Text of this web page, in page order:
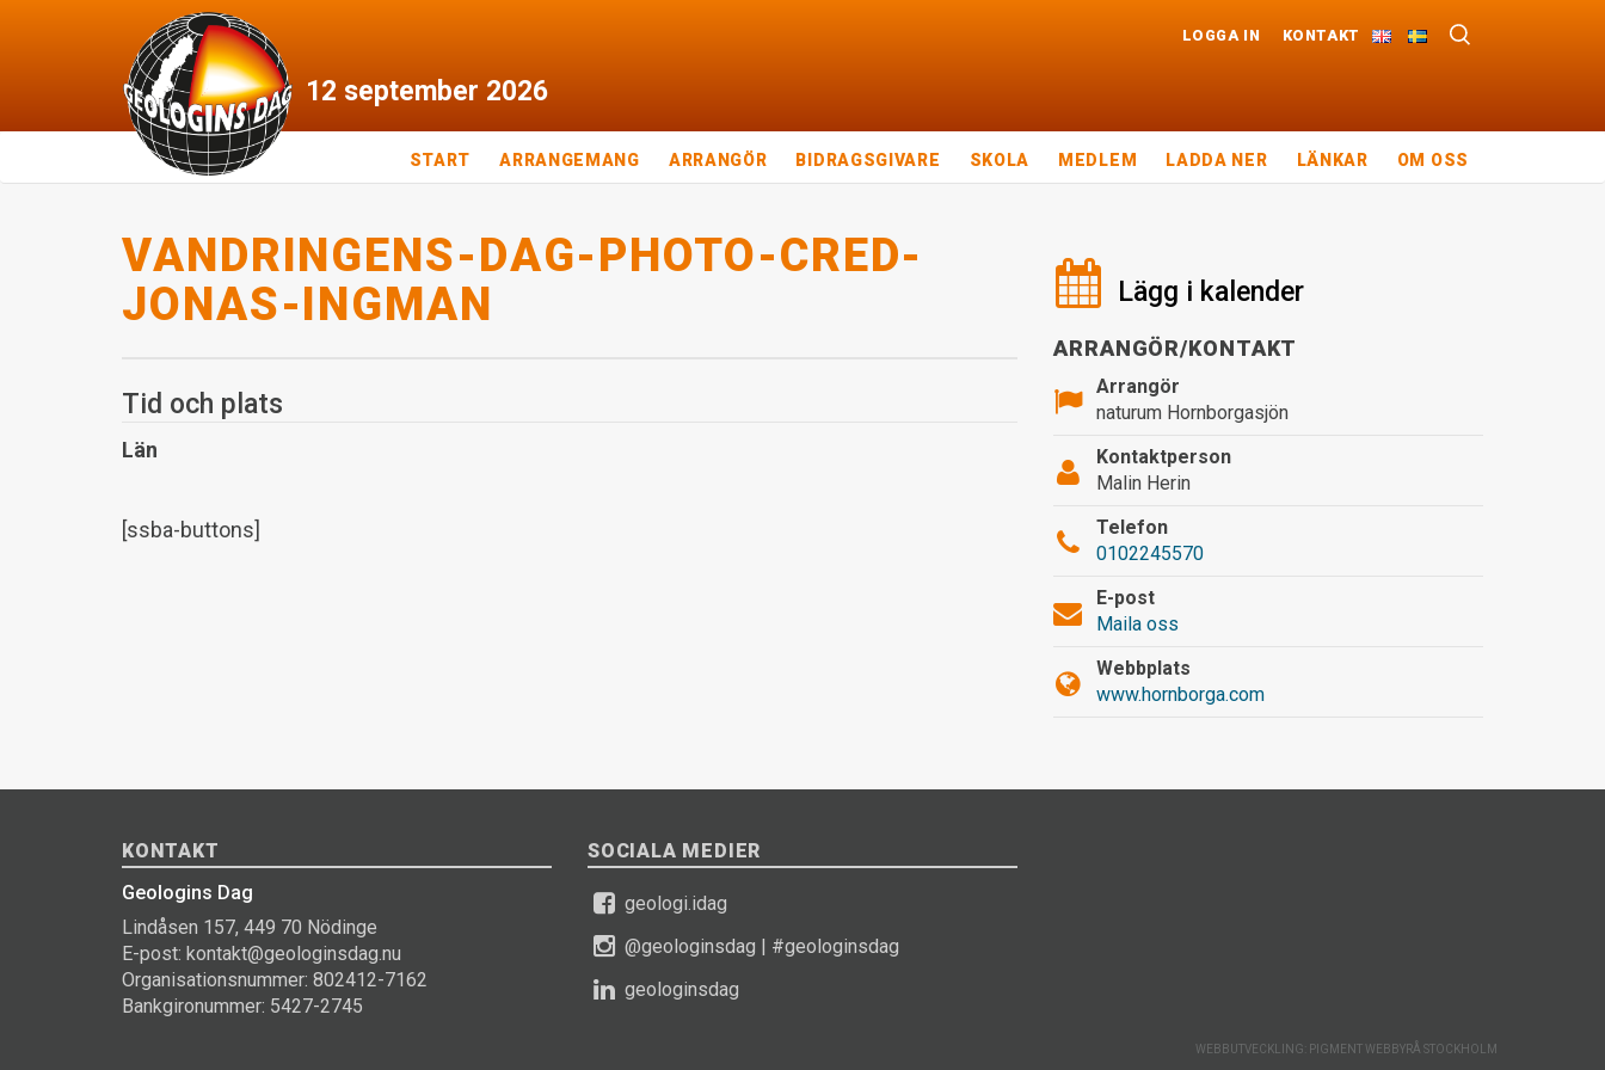
12 september 2026
LOGGA IN KONTAKT
START ARRANGEMANG ARRANGÖR BIDRAGSGIVARE SKOLA MEDLEM LADDA NER LÄNKAR OM OSS
VANDRINGENS-DAG-PHOTO-CRED-
JONAS-INGMAN
Tid och plats
Län
[ssba-buttons]
Lägg i kalender
ARRANGÖR/KONTAKT
Arrangör
naturum Hornborgasjön
Kontaktperson
Malin Herin
Telefon
0102245570
E-post
Maila oss
Webbplats
www.hornborga.com
KONTAKT
Geologins Dag
Lindåsen 157, 449 70 Nödinge
E-post: kontakt@geologinsdag.nu
Organisationsnummer: 802412-7162
Bankgironummer: 5427-2745
SOCIALA MEDIER
geologi.idag
@geologinsdag | #geologinsdag
geologinsdag
WEBBUTVECKLING: PIGMENT WEBBYRÅ STOCKHOLM